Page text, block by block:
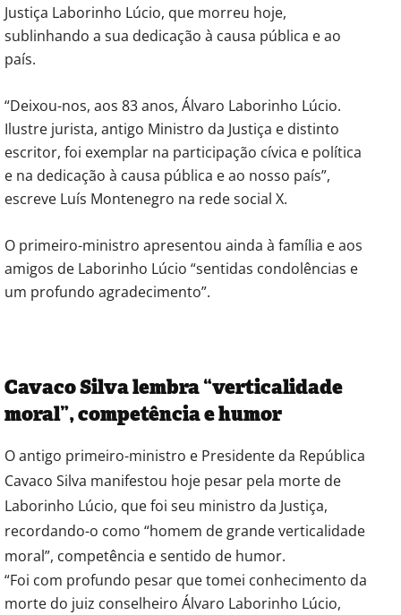
Justiça Laborinho Lúcio, que morreu hoje,
sublinhando a sua dedicação à causa pública e ao
país.
“Deixou-nos, aos 83 anos, Álvaro Laborinho Lúcio.
Ilustre jurista, antigo Ministro da Justiça e distinto
escritor, foi exemplar na participação cívica e política
e na dedicação à causa pública e ao nosso país”,
escreve Luís Montenegro na rede social X.
O primeiro-ministro apresentou ainda à família e aos
amigos de Laborinho Lúcio “sentidas condolências e
um profundo agradecimento”.
Cavaco Silva lembra “verticalidade
moral”, competência e humor
O antigo primeiro-ministro e Presidente da República
Cavaco Silva manifestou hoje pesar pela morte de
Laborinho Lúcio, que foi seu ministro da Justiça,
recordando-o como “homem de grande verticalidade
moral”, competência e sentido de humor.
“Foi com profundo pesar que tomei conhecimento da
morte do juiz conselheiro Álvaro Laborinho Lúcio,